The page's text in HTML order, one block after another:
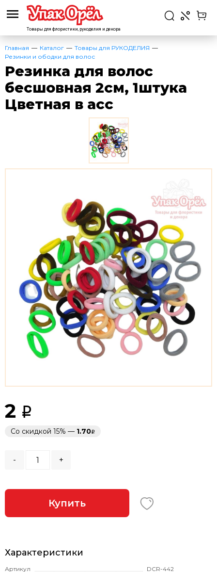
Товары для флористики, рукоделия и декора
Главная Каталог
Товары для РУКОДЕЛИЯ
Резинки и ободки для волос
Резинка для волос
бесшовная 2см, 1штука
Цветная в асс
2
Со скидкой 15% — 1.70
- +
Купить
Характеристики
Артикул DCR-442